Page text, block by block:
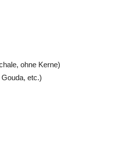
ohne Kerne)
etc.)